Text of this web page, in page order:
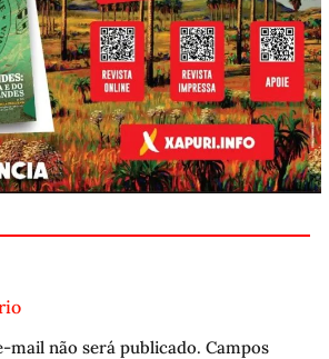
mail não será publicado. Campos